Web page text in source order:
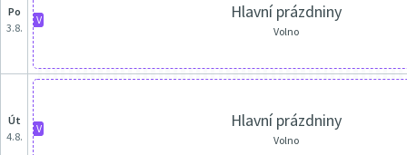
po
3.8.
V Hlavní prázdniny
Volno
út
4.8.
V Hlavní prázdniny
Volno